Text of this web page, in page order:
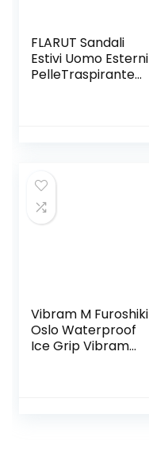
FLARUT Sandali
Estivi Uomo Esterni
PelleTraspirante
Antiscivolo
Vibram M Furoshiki
Oslo Waterproof
Ice Grip Vibram